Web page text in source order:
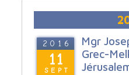
2016
11
SEPT
Mgr
Grec-